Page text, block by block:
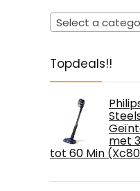
Select a
Topdeals!!
met
tot 60 Min